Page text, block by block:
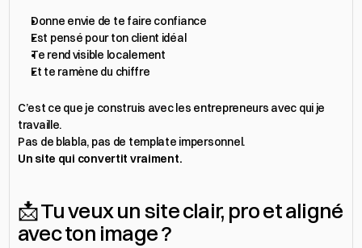
Donne envie de te faire confiance
Est pensé pour ton client idéal
Te rend visible localement
Et te ramène du chiffre
C’est ce que je construis avec les entrepreneurs avec qui je
travaille.
Pas de blabla, pas de template impersonnel.
Un site qui convertit vraiment.
📩 Tu veux un site clair, pro et aligné
avec ton image ?